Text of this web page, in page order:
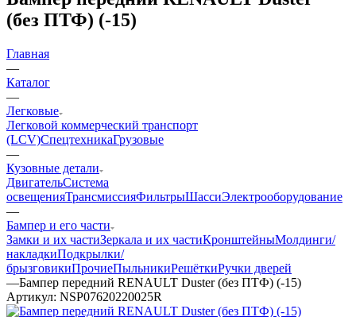
(без ПТФ) (-15)
Главная
—
Каталог
—
Легковые
Легковой коммерческий транспорт
(LCV)СпецтехникаГрузовые
—
Кузовные детали
ДвигательСистема
освещенияТрансмиссияФильтрыШассиЭлектрооборудование
—
Бампер и его части
Замки и их частиЗеркала и их частиКронштейныМолдинги/
накладкиПодкрылки/
брызговикиПрочиеПыльникиРешёткиРучки дверей
—Бампер передний RENAULT Duster (без ПТФ) (-15)
Артикул: NSP07620220025R